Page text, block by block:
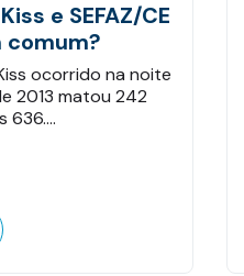
e SEFAZ/CE
comum?
ocorrido na noite
2013 matou 242
636.…